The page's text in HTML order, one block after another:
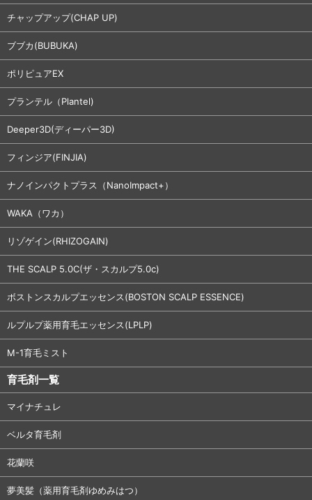
チャップアップ(CHAP UP)
ブブカ(BUBUKA)
ポリピュアEX
プランテル（Plantel)
Deeper3D(ディーパー3D)
フィンジア(FINJIA)
ナノインパクトプラス（NanoImpact+）
WAKA（ワカ）
リゾゲイン(RHIZOGAIN)
THE SCALP 5.0C(ザ・スカルプ5.0c)
ボストンスカルプエッセンス(BOSTON SCALP ESSENCE)
ルプルプ薬用育毛エッセンス(LPLP)
M-1育毛ミスト
育毛剤一覧
マイナチュレ
ベルタ育毛剤
花蘭咲
夢美髪（薬用育毛剤ゆめみはつ）